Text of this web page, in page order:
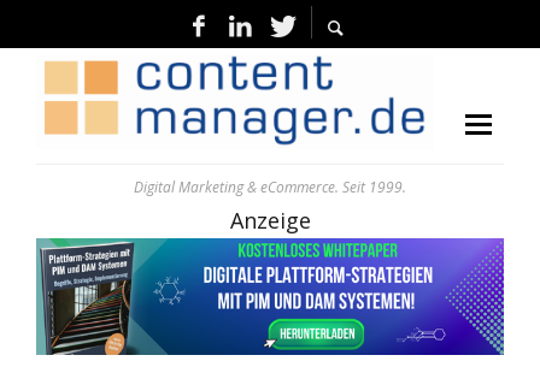
Digital Marketing & eCommerce. Seit 1999.
Anzeige